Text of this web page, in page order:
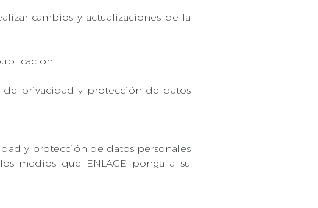
cambios y actualizaciones de la
de privacidad y protección de datos
y protección de datos personales
medios que ENLACE ponga a su